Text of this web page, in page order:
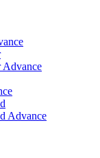
Advance
Advance